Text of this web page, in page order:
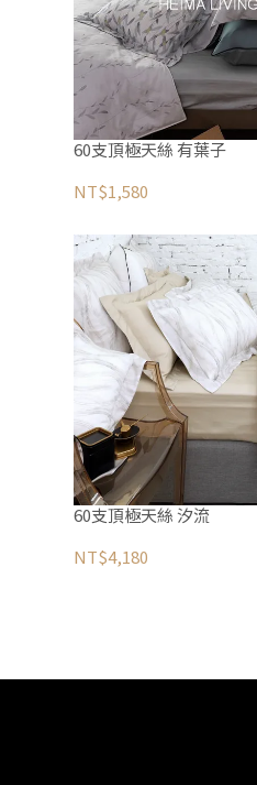
60支頂極天絲 有葉子
NT$1,580
60支頂極天絲 汐流
NT$4,180